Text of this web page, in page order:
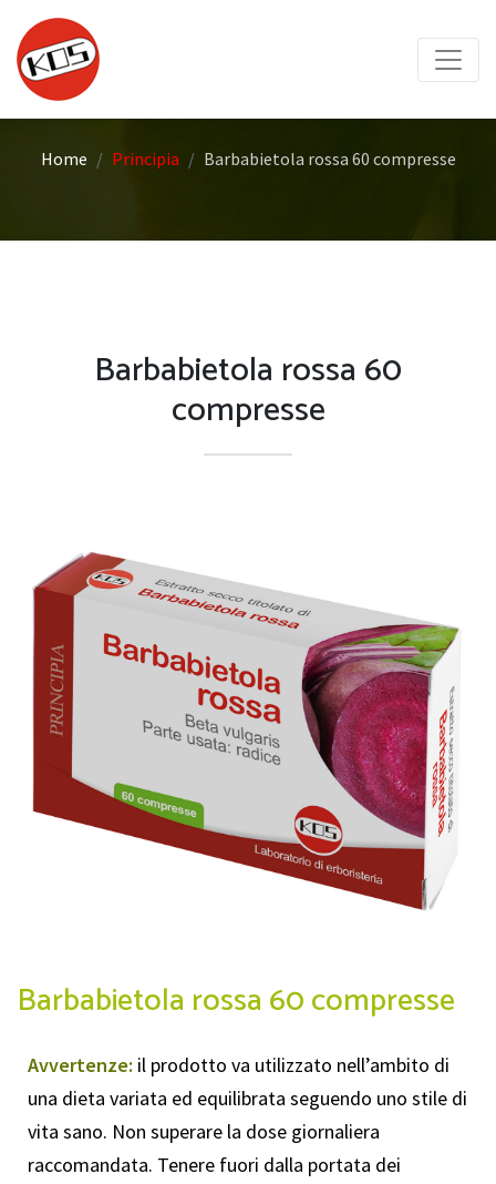
Home Principia Barbabietola rossa 60 compresse
Barbabietola rossa 60
compresse
Barbabietola rossa 60 compresse
Avvertenze: il prodotto va utilizzato nell’ambito di
una dieta variata ed equilibrata seguendo uno stile di
vita sano. Non superare la dose giornaliera
raccomandata. Tenere fuori dalla portata dei